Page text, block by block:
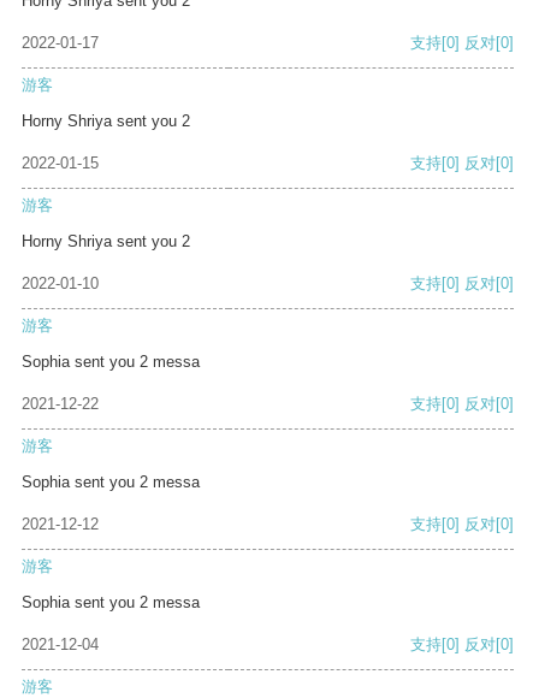
2022-01-17 支持[0] 反对[0]
游客
Horny Shriya sent you 2
2022-01-15 支持[0] 反对[0]
游客
Horny Shriya sent you 2
2022-01-10 支持[0] 反对[0]
游客
Sophia sent you 2 messa
2021-12-22 支持[0] 反对[0]
游客
Sophia sent you 2 messa
2021-12-12 支持[0] 反对[0]
游客
Sophia sent you 2 messa
2021-12-04 支持[0] 反对[0]
游客